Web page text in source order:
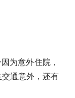
因为意外住院，
通意外，还有